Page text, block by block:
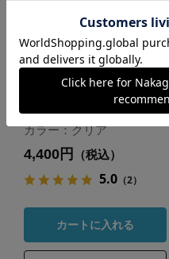
菅原工芸硝子 ほの
カラー：クリア
4,400円 （税込）
5.0（2）
カートに入れる